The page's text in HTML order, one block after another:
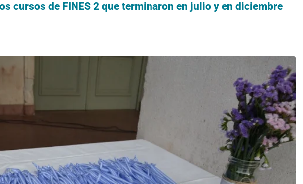
cursos de FINES 2 que terminaron en julio y en diciembre